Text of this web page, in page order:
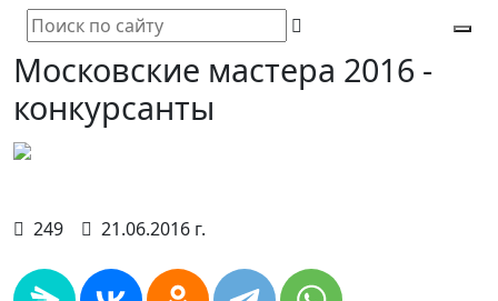
Московские мастера 2016 -
конкурсанты
249 21.06.2016 г.